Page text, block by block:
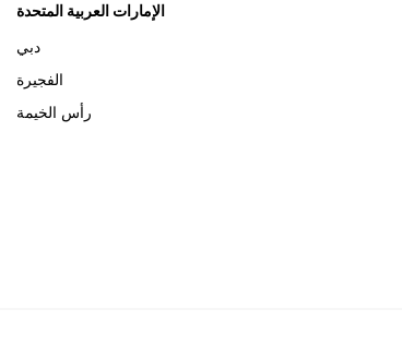
الإمارات العربية المتحدة
دبي
الفجيرة
رأس الخيمة